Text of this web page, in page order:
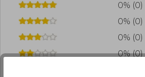
0% (0)
0% (0)
0% (0)
0% (0)